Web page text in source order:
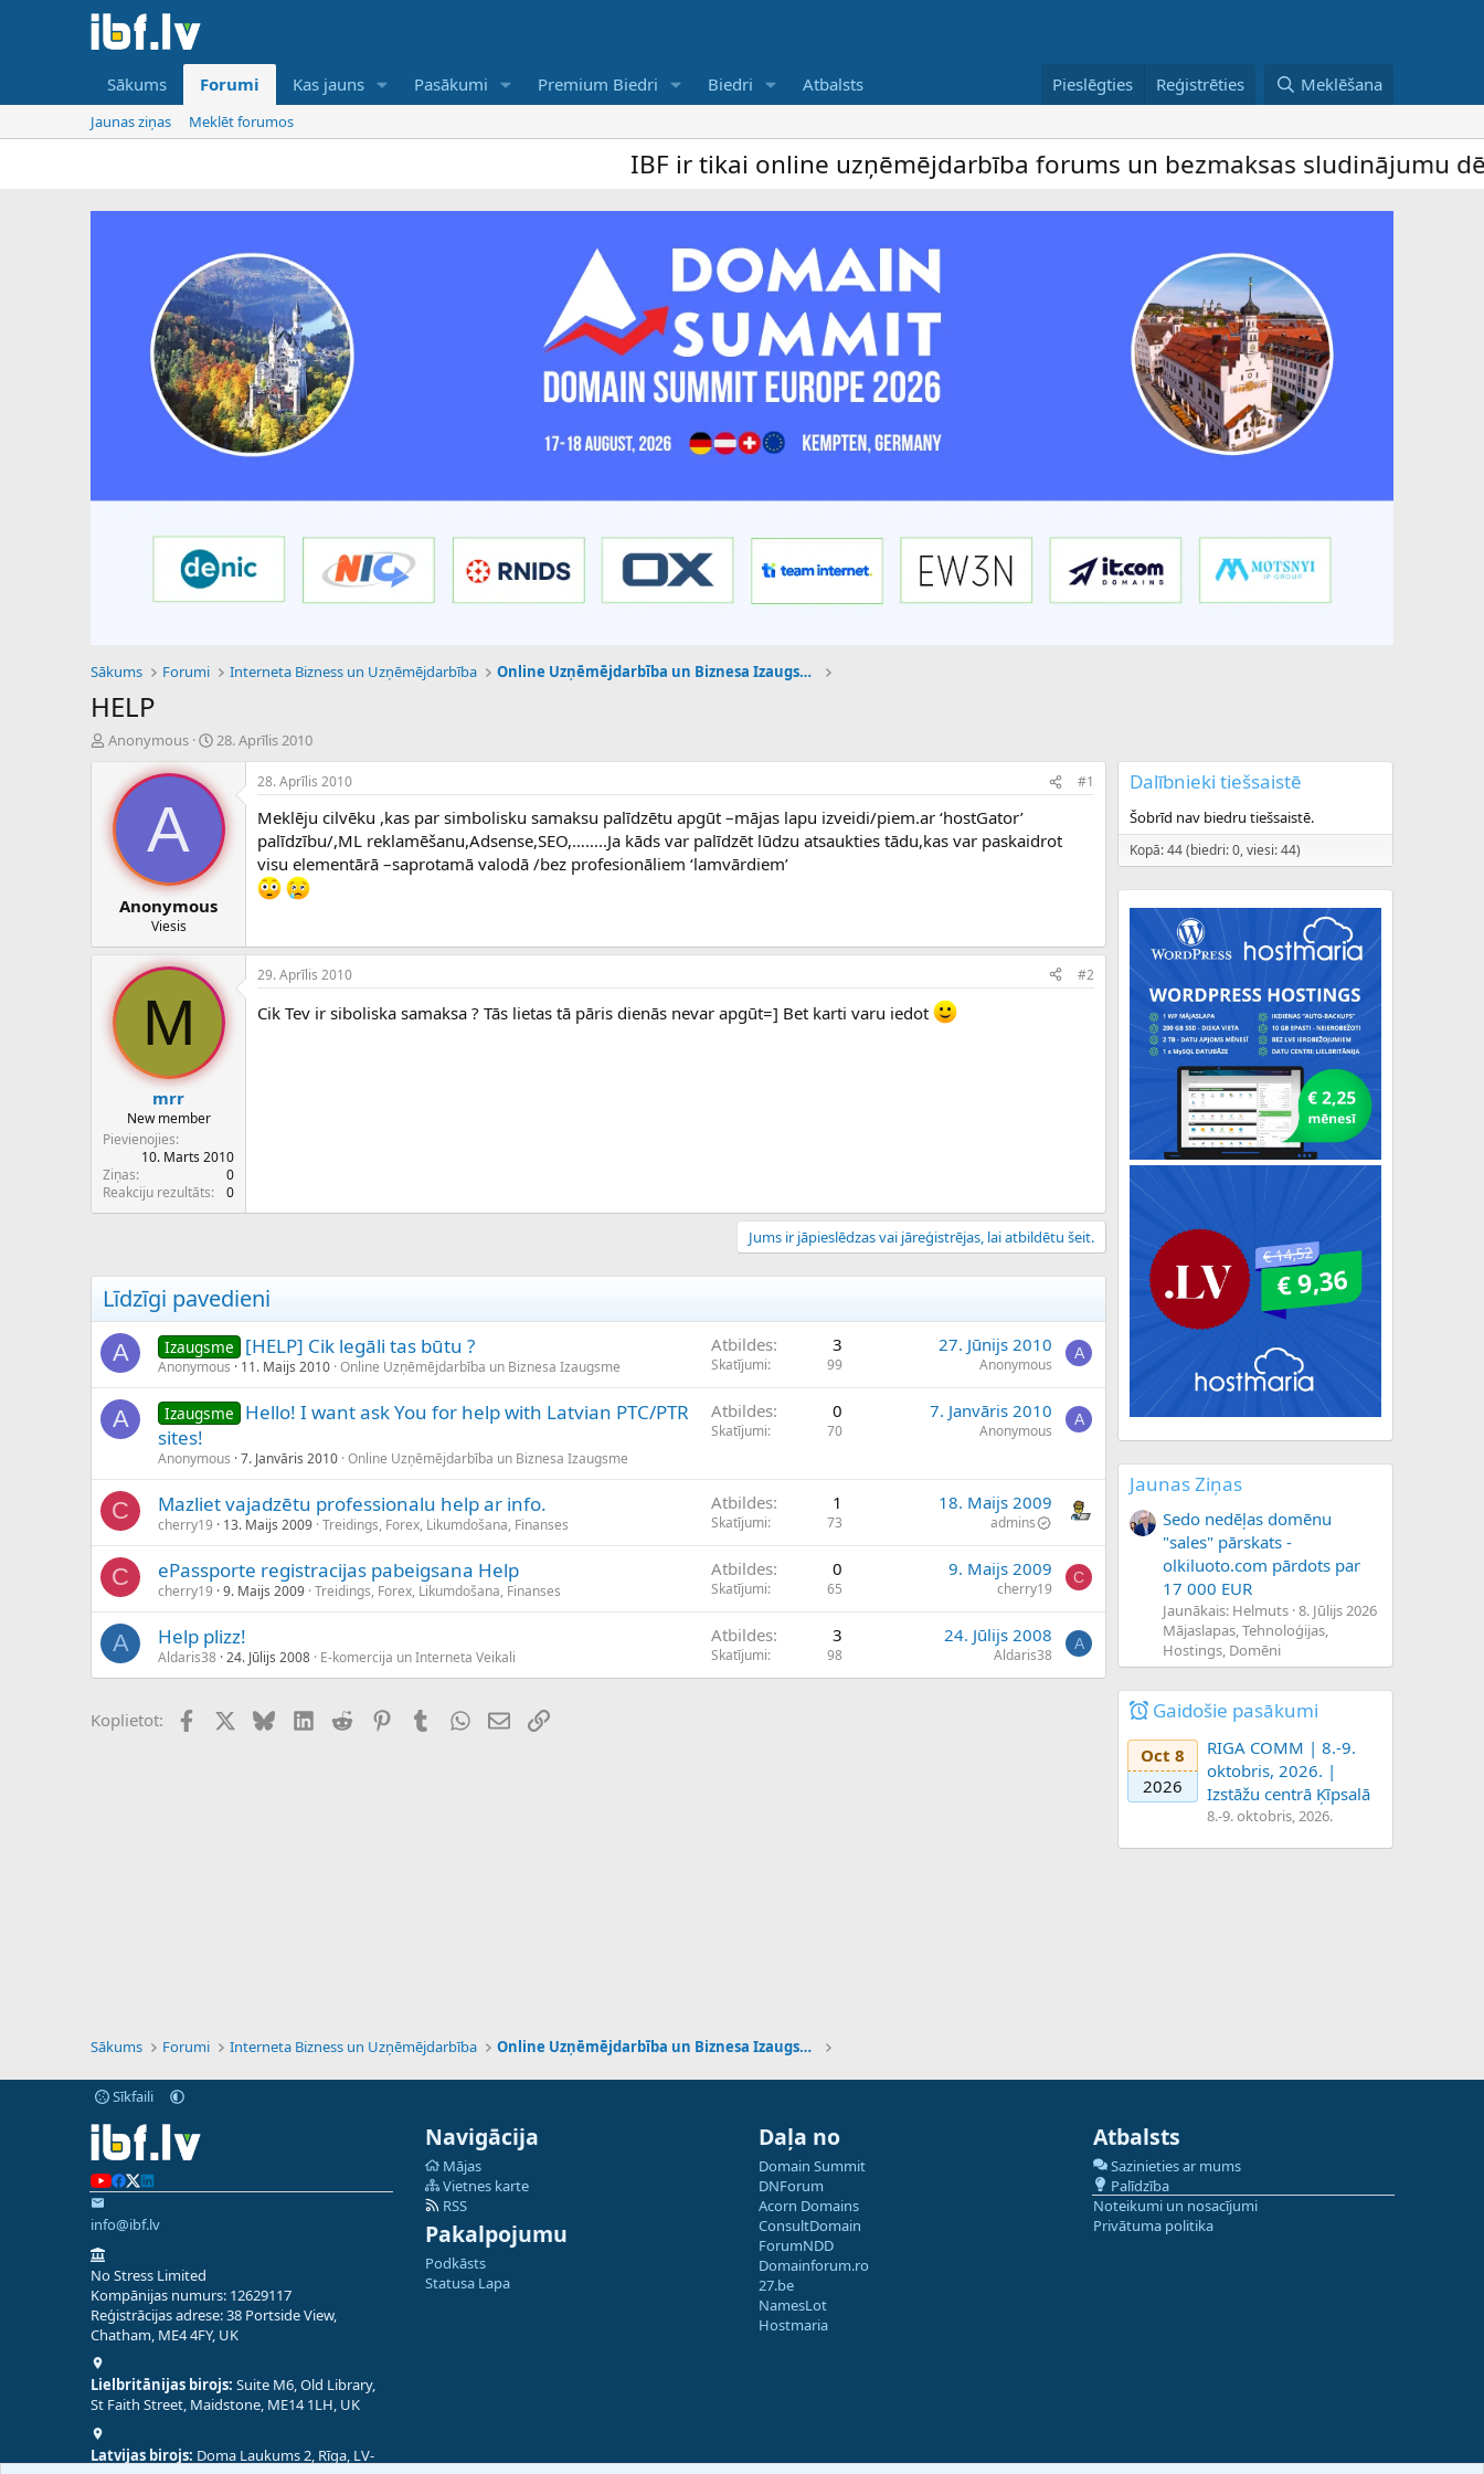
Sākums Forumi Kas jauns Pasākumi Premium Biedri Biedri Atbalsts Pieslēgties Reģistrēties Meklēšana
Jaunas ziņas Meklēt forumos
IBF ir tikai online uzņēmējdarbība forums un bezmaksas sludinājumu dēlis –
Sākums Forumi Interneta Bizness un Uzņēmējdarbība Online Uzņēmējdarbība un Biznesa Izaugsme
HELP
P
e
d
e
c
ē
Anonymous
S
u
m
a
d
u
28. Aprīlis 2010
A
Anonymous
Viesis
28. Aprīlis 2010 #1
Meklēju cilvēku ,kas par simbolisku samaksu palīdzētu apgūt –mājas lapu izveidi/piem.ar ‘hostGator’
palīdzību/,ML reklamēšanu,Adsense,SEO,……..Ja kāds var palīdzēt lūdzu atsaukties tādu,kas var paskaidrot
visu elementārā –saprotamā valodā /bez profesionāliem ‘lamvārdiem’
M
mrr
New member
Pievienojies
10. Marts 2010
Ziņas
0
Reakciju rezultāts
0
29. Aprīlis 2010 #2
Cik Tev ir siboliska samaksa ? Tās lietas tā pāris dienās nevar apgūt=] Bet karti varu iedot
Jums ir jāpieslēdzas vai jāreģistrējas, lai atbildētu šeit.
Līdzīgi pavedieni
A Izaugsme [HELP] Cik legāli tas būtu ?
Anonymous 11. Maijs 2010 Online Uzņēmējdarbība un Biznesa Izaugsme
Atbildes 3
Skatījumi 99
27. Jūnijs 2010
Anonymous
A
A Izaugsme
Hello! I want ask You for help with Latvian PTC/PTR
sites!
Anonymous 7. Janvāris 2010 Online Uzņēmējdarbība un Biznesa Izaugsme
Atbildes 0
Skatījumi 70
7. Janvāris 2010
Anonymous
A
C Mazliet vajadzētu professionalu help ar info.
cherry19 13. Maijs 2009 Treidings, Forex, Likumdošana, Finanses
Atbildes 1
Skatījumi 73
18. Maijs 2009
admins
C ePassporte registracijas pabeigsana Help
cherry19 9. Maijs 2009 Treidings, Forex, Likumdošana, Finanses
Atbildes 0
Skatījumi 65
9. Maijs 2009
cherry19
C
A Help plizz!
Aldaris38 24. Jūlijs 2008 E-komercija un Interneta Veikali
Atbildes 3
Skatījumi 98
24. Jūlijs 2008
Aldaris38
A
Koplietot: FacebookX (Twitter)
BlueskyLinkedIn
Reddit PinterestTumblrWhatsApp
E-pastsSaiti
Dalībnieki tiešsaistē
Šobrīd nav biedru tiešsaistē.
Kopā: 44 (biedri: 0, viesi: 44)
Jaunas Ziņas
Sedo nedēļas domēnu
"sales" pārskats -
olkiluoto.com pārdots par
17 000 EUR
Jaunākais: Helmuts 8. Jūlijs 2026
Mājaslapas, Tehnoloģijas,
Hostings, Domēni
Gaidošie pasākumi
Oct 8
2026
RIGA COMM | 8.-9.
oktobris, 2026. |
Izstāžu centrā Ķīpsalā
8.-9. oktobris, 2026.
Sākums Forumi Interneta Bizness un Uzņēmējdarbība Online Uzņēmējdarbība un Biznesa Izaugsme
Sīkfaili
info@ibf.lv
No Stress Limited
Kompānijas numurs: 12629117
Reģistrācijas adrese: 38 Portside View,
Chatham, ME4 4FY, UK
Lielbritānijas birojs: Suite M6, Old Library,
St Faith Street, Maidstone, ME14 1LH, UK
Latvijas birojs: Doma Laukums 2, Rīga, LV-
Navigācija
Mājas
Vietnes karte
RSS
Pakalpojumu
Podkāsts
Statusa Lapa
Daļa no
Domain Summit
DNForum
Acorn Domains
ConsultDomain
ForumNDD
Domainforum.ro
27.be
NamesLot
Hostmaria
Atbalsts
Sazinieties ar mums
Palīdzība
Noteikumi un nosacījumi
Privātuma politika